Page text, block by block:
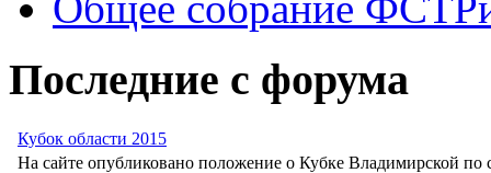
Последние с форума
Кубок области 2015
На сайте опубликовано положение о Кубке Владимирской по